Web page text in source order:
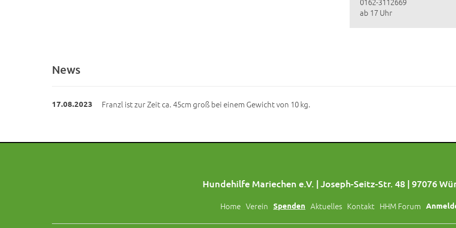
ab 17 Uhr
News
17.08.2023 Franzl ist zur Zeit ca. 45cm groß bei einem Gewicht von 10 kg.
Hundehilfe Mariechen e.V. | Joseph-Seitz-Str. 48 | 97076
Home Verein Spenden Aktuelles Kontakt HHM Forum